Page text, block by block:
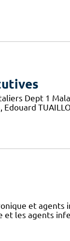
Dept 1
et agents
les agents